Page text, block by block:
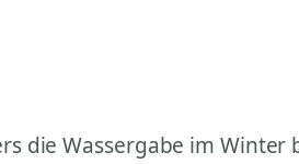
die Wassergabe im Winter